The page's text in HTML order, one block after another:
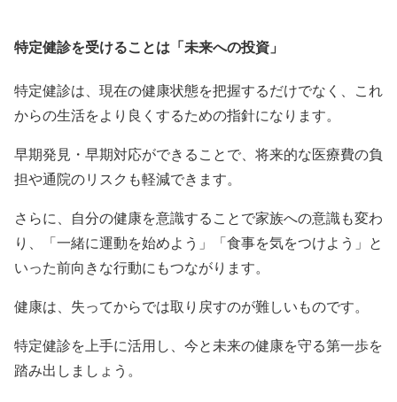
特定健診を受けることは「未来への投資」
特定健診は、現在の健康状態を把握するだけでなく、これ
からの生活をより良くするための指針になります。
早期発見・早期対応ができることで、将来的な医療費の負
担や通院のリスクも軽減できます。
さらに、自分の健康を意識することで家族への意識も変わ
り、「一緒に運動を始めよう」「食事を気をつけよう」と
いった前向きな行動にもつながります。
健康は、失ってからでは取り戻すのが難しいものです。
特定健診を上手に活用し、今と未来の健康を守る第一歩を
踏み出しましょう。